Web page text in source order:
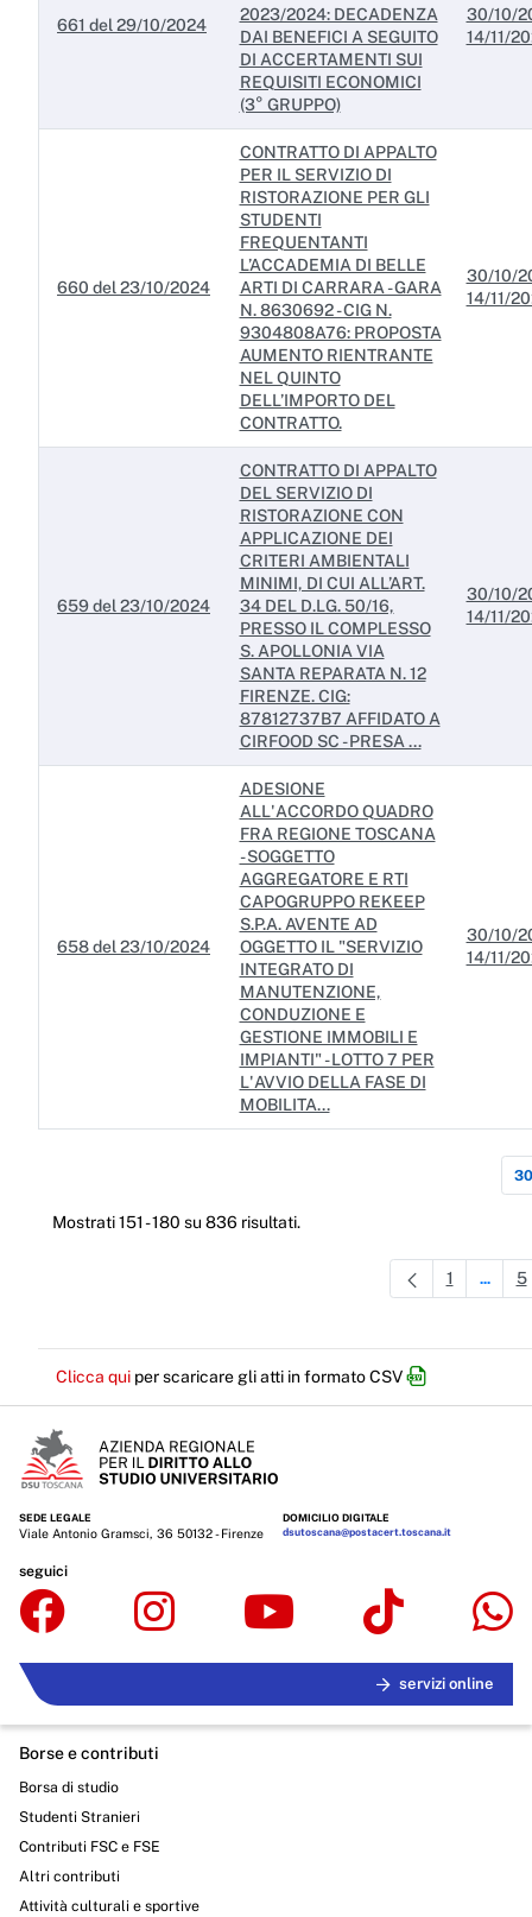
661 del 29/10/2024
2023/2024: DECADENZA
DAI BENEFICI A SEGUITO
DI ACCERTAMENTI SUI
REQUISITI ECONOMICI
(3° GRUPPO)
30/10/
14/11/
660 del 23/10/2024
CONTRATTO DI APPALTO
PER IL SERVIZIO DI
RISTORAZIONE PER GLI
STUDENTI
FREQUENTANTI
L’ACCADEMIA DI BELLE
ARTI DI CARRARA - GARA
N. 8630692 - CIG N.
9304808A76: PROPOSTA
AUMENTO RIENTRANTE
NEL QUINTO
DELL’IMPORTO DEL
CONTRATTO.
30/10/
14/11/
659 del 23/10/2024
CONTRATTO DI APPALTO
DEL SERVIZIO DI
RISTORAZIONE CON
APPLICAZIONE DEI
CRITERI AMBIENTALI
MINIMI, DI CUI ALL’ART.
34 DEL D.LG. 50/16,
PRESSO IL COMPLESSO
S. APOLLONIA VIA
SANTA REPARATA N. 12
FIRENZE. CIG:
87812737B7 AFFIDATO A
CIRFOOD SC - PRESA ...
30/10/
14/11/
658 del 23/10/2024
ADESIONE
ALL'ACCORDO QUADRO
FRA REGIONE TOSCANA
- SOGGETTO
AGGREGATORE E RTI
CAPOGRUPPO REKEEP
S.P.A. AVENTE AD
OGGETTO IL "SERVIZIO
INTEGRATO DI
MANUTENZIONE,
CONDUZIONE E
GESTIONE IMMOBILI E
IMPIANTI" - LOTTO 7 PER
L'AVVIO DELLA FASE DI
MOBILITA...
30/10/
14/11/
Mostrati 151 - 180 su 836 risultati.
Pagina
1 ... 5
Clicca qui per scaricare gli atti in formato CSV
SEDE LEGALE
Viale Antonio Gramsci, 36 50132 - Firenze
DOMICILIO DIGITALE
dsutoscana@postacert.toscana.it
seguici
servizi online
Borse e contributi
Borsa di studio
Studenti Stranieri
Contributi FSC e FSE
Altri contributi
Attività culturali e sportive